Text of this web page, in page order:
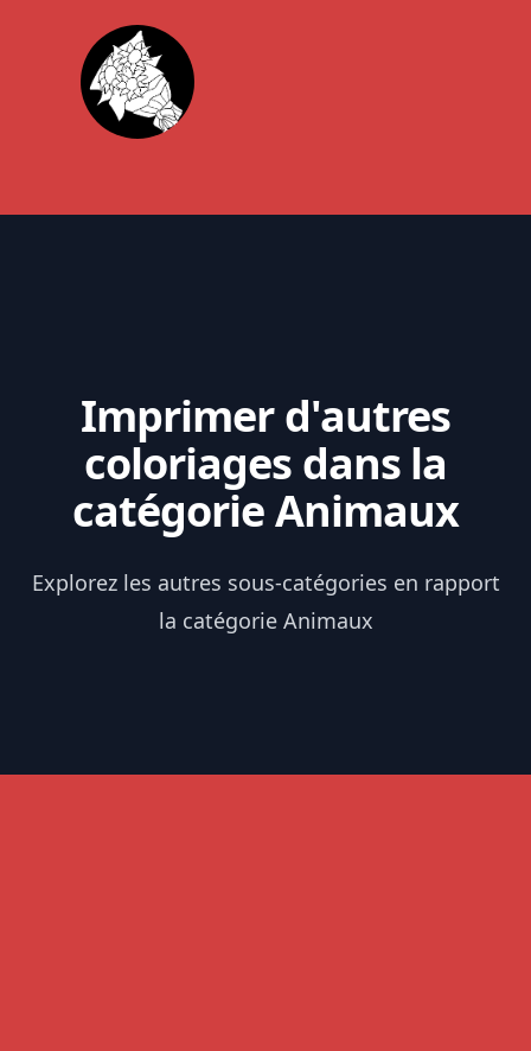
Imprimer d'autres
coloriages dans la
catégorie Animaux
Explorez les autres sous-catégories en rapport
la catégorie Animaux